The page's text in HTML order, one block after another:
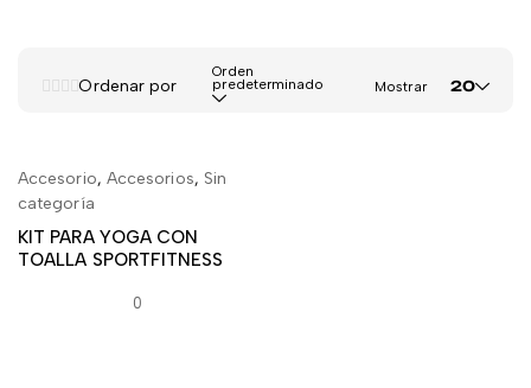
Ordenar por
Orden
predeterminado Mostrar 20
LEER MÁS
Accesorio, Accesorios, Sin
categoría
KIT PARA YOGA CON
TOALLA SPORTFITNESS
0